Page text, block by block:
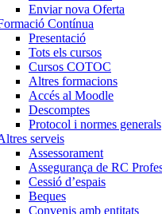
Enviar nova Oferta
Contínua
Presentació
Tots els cursos
Cursos COTOC
Altres formacions
Accés al Moodle
Descomptes
Protocol i normes generals
serveis
Assessorament
Assegurança de RC
Cessió d’espais
Beques
Convenis amb entitats